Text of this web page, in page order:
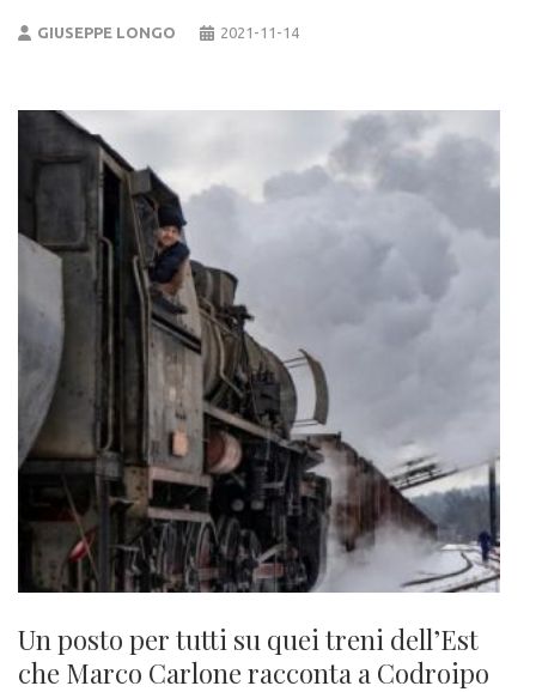
GIUSEPPE LONGO 2021-11-14
Un posto per tutti su quei treni dell’Est
che Marco Carlone racconta a Codroipo